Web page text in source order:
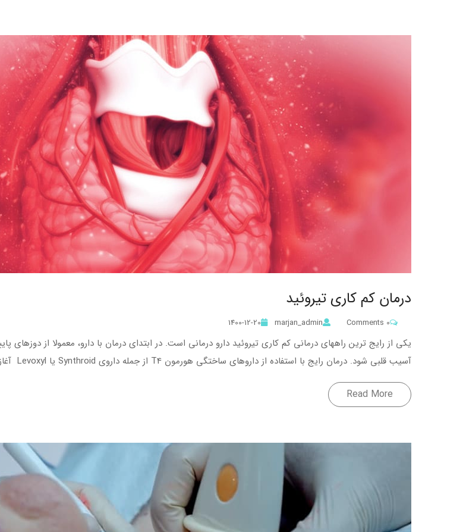
درمان کم کاری تیروئید
0 Comments
marjan_admin
1400-12-20
یکی از رایج ترین راههای درمانی کم کاری تیروئید دارو درمانی است. در ابتدای درمان با دارو، معمولا از
آسیب قلبی شود. درمان رایج با استفاده از داروهای ساختگی هورمون T4 از جمله داروی Synthroid یا Levoxyl آغاز می گردد. در
Read More